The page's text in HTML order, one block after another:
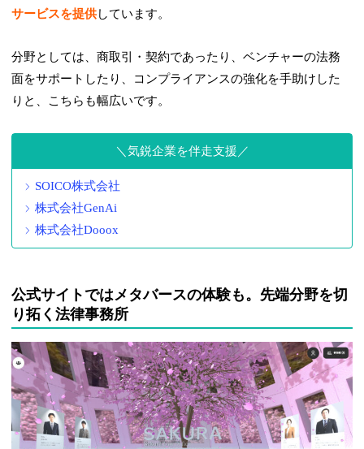
サービスを提供しています。
分野としては、商取引・契約であったり、ベンチャーの法務
面をサポートしたり、コンプライアンスの強化を手助けした
りと、こちらも幅広いです。
気鋭企業を伴走支援
SOICO株式会社
株式会社GenAi
株式会社Dooox
公式サイトではメタバースの体験も。先端分野を切
り拓く法律事務所